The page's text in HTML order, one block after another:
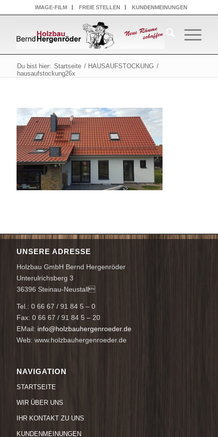
IMAGE-FILM FREIE STELLEN KUNDENMEINUNGEN
Du bist hier: Startseite / HAUSAUFSTOCKUNG /
hausaufstockung26x
UNSERE ADRESSE
Holzbau GmbH Bernd Hergenröder
Unterulrichsberg 3
36396 Steinau-Neustall
Tel.: 0 66 67 / 91 84 5 – 0
Fax: 0 66 67 / 91 84 5 – 20
EMail: info@holzbauhergenroeder.de
Web: www.holzbauhergenroeder.de
NAVIGATION
STARTSEITE
WIR ÜBER UNS
IHR KONTAKT ZU UNS
KUNDENMEINUNGEN